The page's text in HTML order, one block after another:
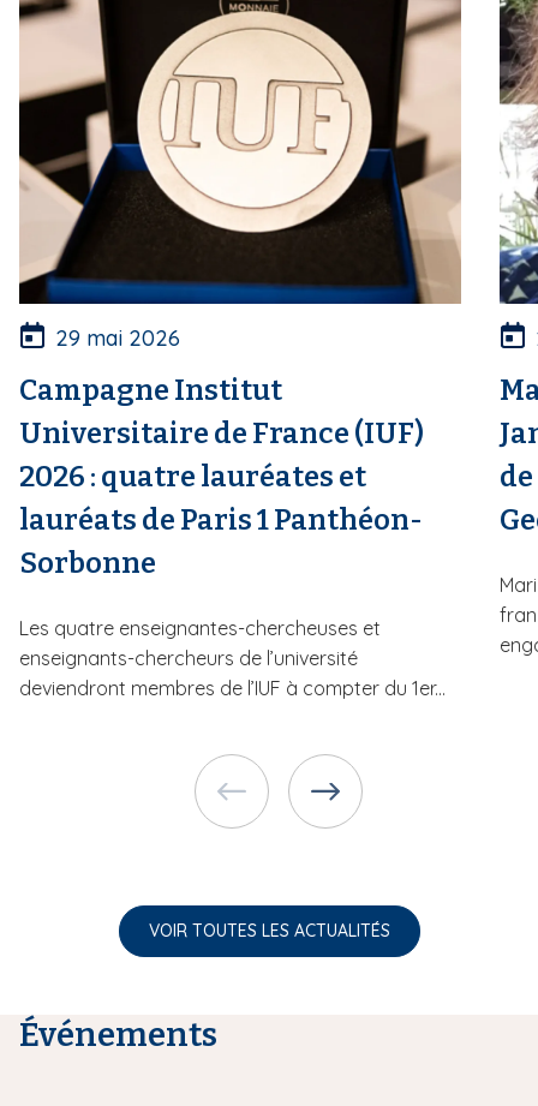
29 mai 2026
Campagne Institut
Universitaire de France (IUF)
2026 : quatre lauréates et
lauréats de Paris 1 Panthéon-
Sorbonne
Les quatre enseignantes-chercheuses et
enseignants-chercheurs de l’université
deviendront membres de l’IUF à compter du 1er...
VOIR TOUTES LES ACTUALITÉS
Événements